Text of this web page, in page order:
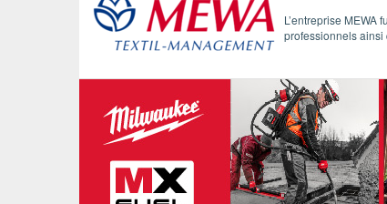
LOISIRS CRÉATIFS / DIY
CONCOURS
VIDÉOS
L’entreprise
professionnels ainsi